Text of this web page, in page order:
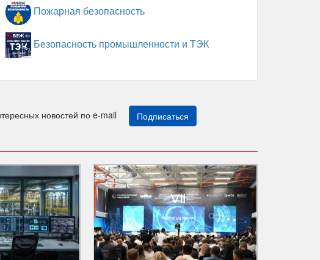
Пожарная безопасность
Безопасность промышленности и ТЭК
новостей по e-mail Подписаться